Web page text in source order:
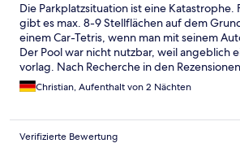
Die Parkplatzsituation ist eine Katastrophe.
gibt es max. 8-9 Stellflächen auf dem
einem Car-Tetris, wenn man mit seinem
Der Pool war nicht nutzbar, weil angeblich
vorlag. Nach Recherche in den
bereits vor 4 (!) Monaten der Fall. Das ist
Zimmerservice. Auch diese Erfahrung
(Aufräumem, Betten machen usw.) in
fühle ich mich als Gast ein Stück weit
Christian, Aufenthalt von 2 Nächten
Verifizierte Bewertung